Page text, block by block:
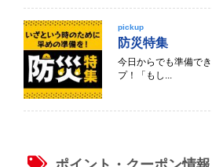
pickup
防災特集
今日からでも準備で
プ！「もし...